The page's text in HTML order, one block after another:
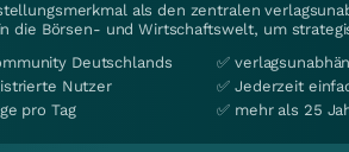
als den zentralen
die Börsen- und Wirtschaftswelt, um
Deutschlands
Nutzer
pro Tag
✅
✅ Jederzeit
✅ mehr als 25